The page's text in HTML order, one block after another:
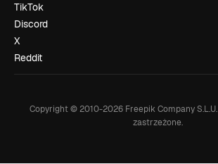
TikTok
Discord
X
Reddit
Copyright © 2010-2026Freepik Company S.L.U.
zastrzeżone.